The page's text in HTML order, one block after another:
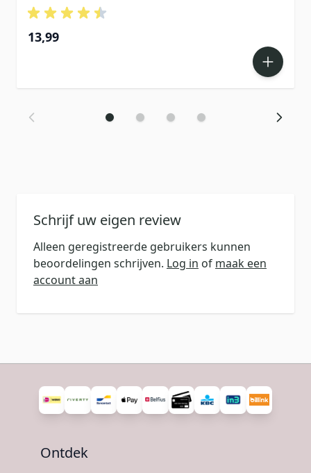
13,99
Schrijf uw eigen review
Alleen geregistreerde gebruikers kunnen
beoordelingen schrijven. Log in of maak een
account aan
Ontdek